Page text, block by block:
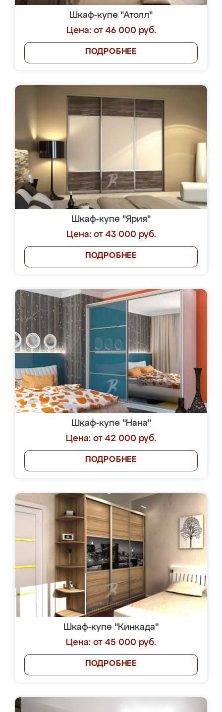
Шкаф-купе "Атолл"
Цена: от 46 000 руб.
ПОДРОБНЕЕ
Шкаф-купе "Ярия"
Цена: от 43 000 руб.
ПОДРОБНЕЕ
Шкаф-купе "Нана"
Цена: от 42 000 руб.
ПОДРОБНЕЕ
Шкаф-купе "Кинкада"
Цена: от 45 000 руб.
ПОДРОБНЕЕ